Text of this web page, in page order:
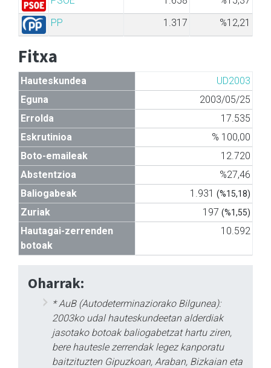
PP
1.317 %12,21
Fitxa
Hauteskundea
UD2003
Eguna
2003/05/25
Errolda
17.535
Eskrutinioa
% 100,00
Boto-emaileak
12.720
Abstentzioa
%27,46
Baliogabeak
1.931 (%15,18)
Zuriak 197 (%1,55)
Hautagai-zerrenden
botoak
10.592
Oharrak:
* AuB (Autodeterminaziorako Bilgunea):
2003ko udal hauteskundeetan alderdiak
jasotako botoak baliogabetzat hartu ziren,
bere hautesle zerrendak legez kanporatu
baitzituzten Gipuzkoan, Araban, Bizkaian eta